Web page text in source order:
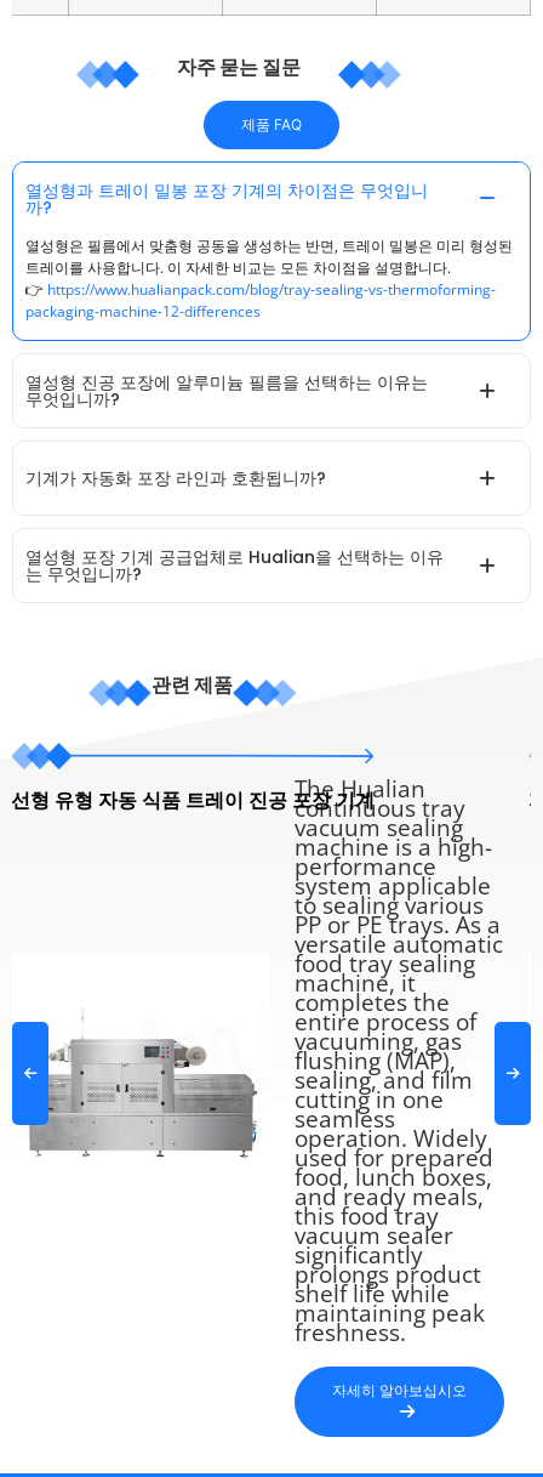
자주 묻는 질문
제품 FAQ
열성형과 트레이 밀봉 포장 기계의 차이점은 무엇입니
까?
열성형은 필름에서 맞춤형 공동을 생성하는 반면, 트레이 밀봉은 미리 형성된
트레이를 사용합니다. 이 자세한 비교는 모든 차이점을 설명합니다.
👉 https://www.hualianpack.com/blog/tray-sealing-vs-thermoforming-
packaging-machine-12-differences
열성형 진공 포장에 알루미늄 필름을 선택하는 이유는
무엇입니까?
기계가 자동화 포장 라인과 호환됩니까?
열성형 포장 기계 공급업체로 Hualian을 선택하는 이유
는 무엇입니까?
관련 제품
선형 유형 자동 식품 트레이 진공 포장 기계
The Hualian
continuous tray
vacuum sealing
machine is a high-
performance
system applicable
to sealing various
PP or PE trays. As a
versatile automatic
food tray sealing
machine, it
completes the
entire process of
vacuuming, gas
flushing (MAP),
sealing, and film
cutting in one
seamless
operation. Widely
used for prepared
food, lunch boxes,
and ready meals,
this food tray
vacuum sealer
significantly
prolongs product
shelf life while
maintaining peak
freshness.
자세히 알아보십시오